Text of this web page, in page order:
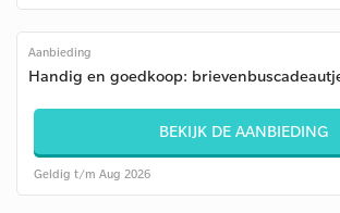
Aanbieding
Handig en goedkoop:
BEKIJK DE AANBIEDING
Geldig t/m Aug 2026